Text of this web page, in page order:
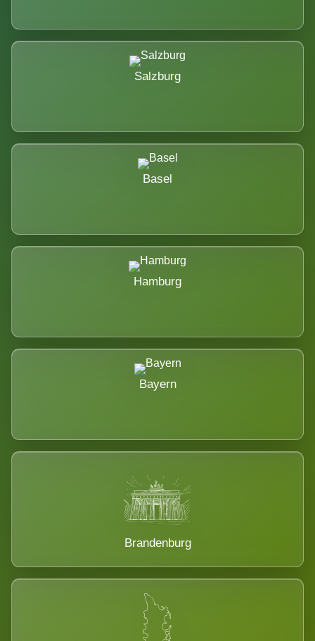
Salzburg
Basel
Hamburg
Bayern
Brandenburg